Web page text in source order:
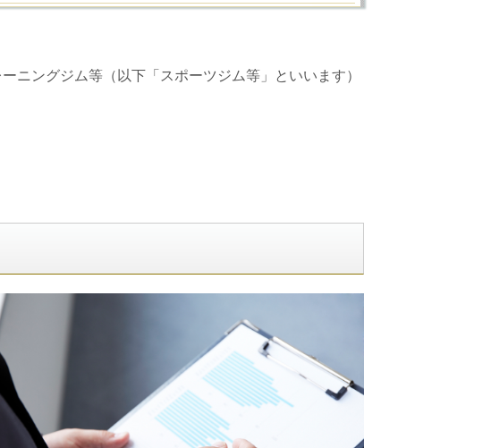
ニングジム等（以下「スポーツジム等」といいます）